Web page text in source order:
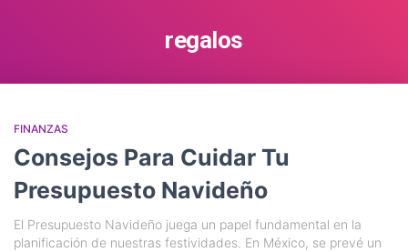
regalos
FINANZAS
Consejos Para Cuidar Tu
Presupuesto Navideño
El Presupuesto Navideño juega un papel fundamental en la
planificación de nuestras festividades. En México, se prevé un